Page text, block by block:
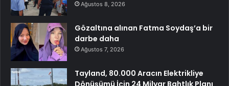
Ağustos 8, 2026
Gözaltına alınan Fatma Soydaş’a bir
darbe daha
Ağustos 7, 2026
Tayland, 80.000 Aracın Elektrikliye